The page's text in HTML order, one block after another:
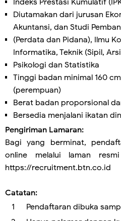
Indeks Prestasi Kumulatif
Diutamakan dari jurusan
Akuntansi, dan Studi
(Perdata dan Pidana), Ilmu
Informatika, Teknik (Sipil,
Psikologi dan Statistika
Tinggi badan minimal 160
(perempuan)
Berat badan proporsional
Bersedia menjalani ikatan
Pengiriman Lamaran:
Bagi yang berminat,
online melalui laman
https://recruitment.btn.co.id
Catatan:
Pendaftaran dibuka